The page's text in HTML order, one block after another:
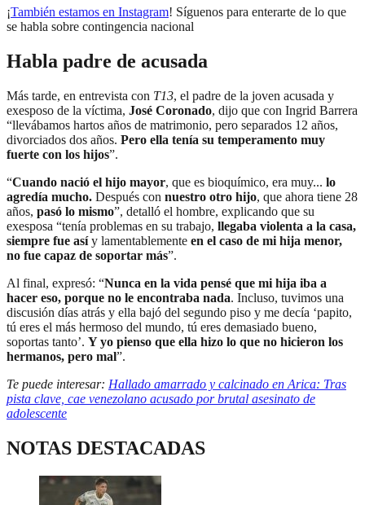
¡También estamos en Instagram! Síguenos para enterarte de lo que
se habla sobre contingencia nacional
Habla padre de acusada
Más tarde, en entrevista con T13, el padre de la joven acusada y
exesposo de la víctima, José Coronado, dijo que con Ingrid Barrera
“llevábamos hartos años de matrimonio, pero separados 12 años,
divorciados dos años. Pero ella tenía su temperamento muy
fuerte con los hijos”.
“Cuando nació el hijo mayor, que es bioquímico, era muy... lo
agredía mucho. Después con nuestro otro hijo, que ahora tiene 28
años, pasó lo mismo”, detalló el hombre, explicando que su
exesposa “tenía problemas en su trabajo, llegaba violenta a la casa,
siempre fue asíy lamentablemente en el caso de mi hija menor,
no fue capaz de soportar más”.
Al final, expresó: “Nunca en la vida pensé que mi hija iba a
hacer eso, porque no le encontraba nada. Incluso, tuvimos una
discusión días atrás y ella bajó del segundo piso y me decía ‘papito,
tú eres el más hermoso del mundo, tú eres demasiado bueno,
soportas tanto’. Y yo pienso que ella hizo lo que no hicieron los
hermanos, pero mal”.
Te puede interesar: Hallado amarrado y calcinado en Arica: Tras
pista clave, cae venezolano acusado por brutal asesinato de
adolescente
NOTAS DESTACADAS